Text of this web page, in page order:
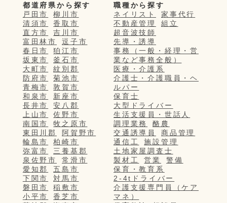
都道府県から探す
戸田市
柳川市
清須市
香取市
直方市
吉川市
富田林市
逗子市
春日市
狛江市
坂東市
釜石市
大町市
紋別郡
防府市
菊池市
青梅市
敦賀市
和泉市
新座市
長井市
安八郡
上山市
佐野市
南国市
牧之原市
東田川郡
阿賀野市
輪島市
柏崎市
弥富市
三養基郡
泉佐野市
常滑市
愛知郡
五島市
下関市
対馬市
磐田市
稲敷市
小平市
香芝市
職種から探す
ネイリスト
家事代行
不動産管理
組立
超音波技師
先導・誘導
事務（一般・経理・営
業など事務全般）
医療・介護系
介護士・介護職員・ヘ
ルパー
保育士
大型ドライバー
生活支援員・世話人
調理業務
酪農
交通誘導員
商品管理
通信工
施設管理
土地家屋調査士
製材工
営業
警備
保育・教育系
2-4tドライバー
介護支援専門員（ケア
マネ）